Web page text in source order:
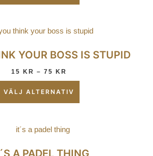
YOUR BOSS IS STUPID
15 KR – 75 KR
VÄLJ ALTERNATIV
A PADEL THING